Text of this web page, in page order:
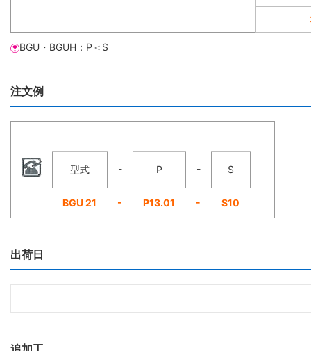
BGU・BGUH：P＜S
注文例
型式 - P - S
BGU 21 - P13.01 - S10
出荷日